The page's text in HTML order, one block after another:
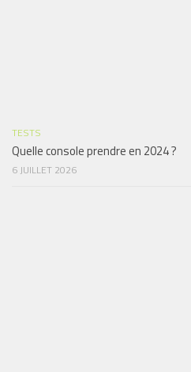
TESTS
Quelle console prendre en 2024 ?
6 JUILLET 2026